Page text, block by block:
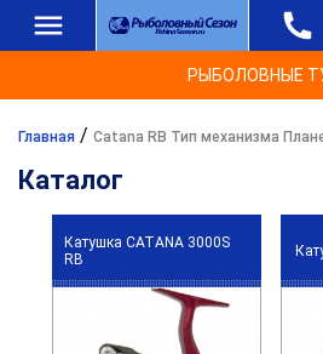
РЫБОЛОВНЫЕ
Главная / Catana RB Тип механизма
Каталог
Катушка CATANA 3000S
RB